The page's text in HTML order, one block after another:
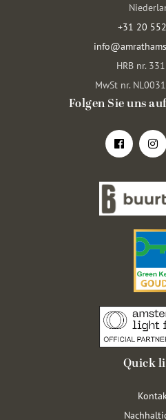
+31 20
HRB nr.
MwSt nr.
Folgen Sie uns
Quick